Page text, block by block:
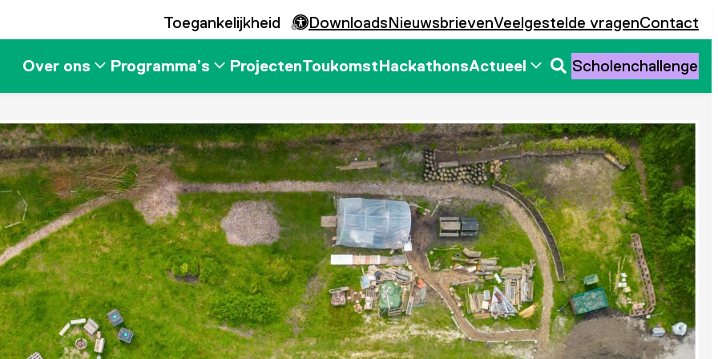
Toegankelijkheid DownloadsNieuwsbrievenVeelgestelde vragenContact
Over ons Programma’s ProjectenToukomstHackathonsActueel
Zoeken
openen
Scholenchallenge